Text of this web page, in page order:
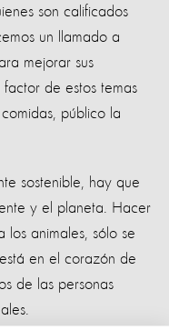
son calificados
un llamado a
mejorar sus
de estos temas
público la
sostenible, hay que
y el planeta. Hacer
animales, sólo se
en el corazón de
de las personas